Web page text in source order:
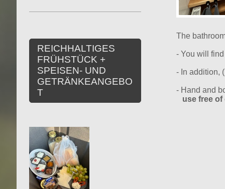
The
- You will
- In addition,
- Hand and
use free of
REICHHALTIGES
FRÜHSTÜCK +
SPEISEN- UND
GETRÄNKEANGEBO
T